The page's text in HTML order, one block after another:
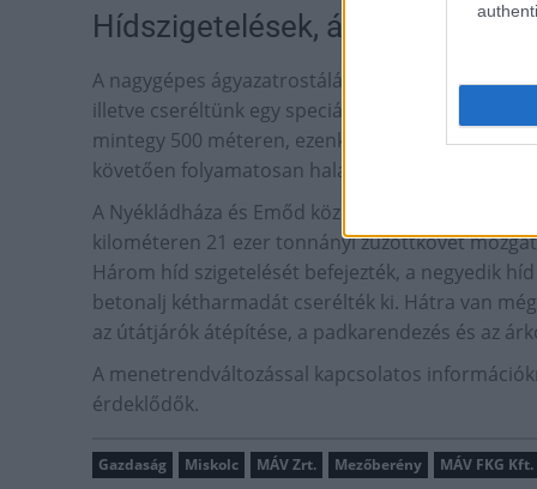
Hídszigetelések,
A nagygépes ágyazatrostálás is elkészült: 9,5
illetve cseréltünk egy speciális vasúti
mintegy 500 méteren, ezenkívül elkészült két híd
követően folyamatosan halad a vágányok
A Nyékládháza és Emőd közötti részen szinten
kilométeren 21 ezer tonnányi zúzottkövet
Három híd szigetelését befejezték, a negyedik
betonalj kétharmadát cserélték ki. Hátra van
az útátjárók átépítése, a padkarendezés és az
A menetrendváltozással kapcsolatos
érdeklődők.
Gazdaság Miskolc MÁV Zrt. Mezőberény MÁV FKG Kft.